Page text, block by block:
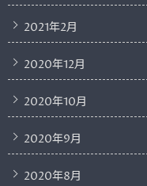
2021年2月
2020年12月
2020年10月
2020年9月
2020年8月